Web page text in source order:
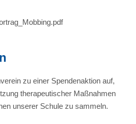
zu einer Spendenaktion auf,
therapeutischer Maßnahmen
unserer Schule zu sammeln.